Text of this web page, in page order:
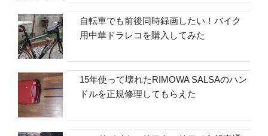
自転車でも前後同時録画したい！バイク
用中華ドラレコを購入してみた
15年使って壊れたRIMOWA SALSAのハン
ドルを正規修理してもらえた